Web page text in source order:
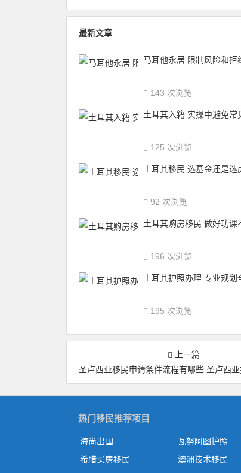
最新文章
马耳他永居 限制风险和拒
143 次浏览
土耳其入籍 实操中避免常
125 次浏览
土耳其移民 选基金还是选
92 次浏览
土耳其购房移民 做好功课
196 次浏览
土耳其护照办理 专业规划
195 次浏览
上一篇
圣卢西亚移民申请条件流程有哪些 圣卢西亚护照
热门移民推荐项目
海尚出国
希腊买房移民
瓦努阿图护照
澳洲技术移民